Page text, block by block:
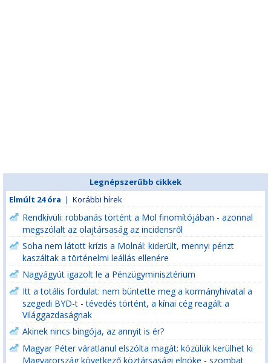
Legnépszerűbb cikkek
Elmúlt 24 óra | Korábbi hírek
Rendkívüli: robbanás történt a Mol finomítójában - azonnal
megszólalt az olajtársaság az incidensről
Soha nem látott krízis a Molnál: kiderült, mennyi pénzt
kaszáltak a történelmi leállás ellenére
Nagyágyút igazolt le a Pénzügyminisztérium
Itt a totális fordulat: nem büntette meg a kormányhivatal a
szegedi BYD-t - tévedés történt, a kínai cég reagált a
Világgazdaságnak
Akinek nincs bingója, az annyit is ér?
Magyar Péter váratlanul elszólta magát: közülük kerülhet ki
Magyarország következő köztársasági elnöke - szombat